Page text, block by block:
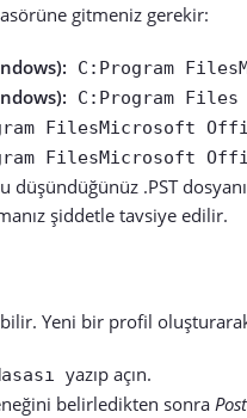
gitmeniz gerekir:
C:Program
C:Program
FilesMicrosoft
FilesMicrosoft
düşündüğünüz .PST
şiddetle tavsiye edilir.
Yeni bir profil
yazıp açın.
belirledikten sonra